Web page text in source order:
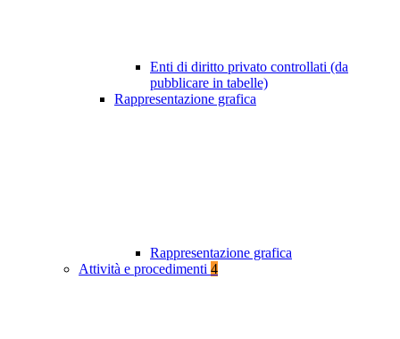
Enti di diritto privato controllati (da
pubblicare in tabelle)
Rappresentazione grafica
Rappresentazione grafica
Attività e procedimenti 4